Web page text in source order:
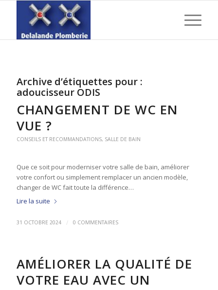
Archive d’étiquettes pour :
adoucisseur ODIS
CHANGEMENT DE WC EN
VUE ?
CONSEILS ET RECOMMANDATIONS, SALLE DE BAIN
Que ce soit pour moderniser votre salle de bain, améliorer
votre confort ou simplement remplacer un ancien modèle,
changer de WC fait toute la différence…
Lire la suite
31 OCTOBRE 2024 / 0 COMMENTAIRES
AMÉLIORER LA QUALITÉ DE
VOTRE EAU AVEC UN